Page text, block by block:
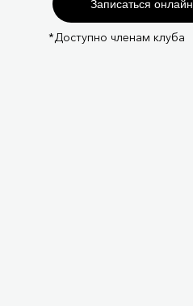
Записаться онлайн
*Доступно членам клуба